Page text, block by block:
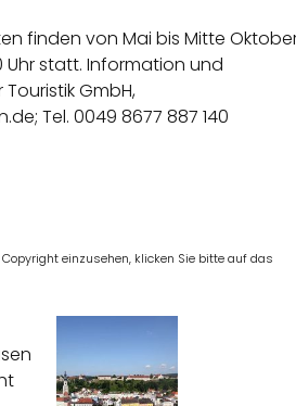
finden von Mai bis Mitte
Uhr statt. Information und
GmbH,
Tel. 0049 8677 887 140
einzusehen, klicken Sie bitte auf das